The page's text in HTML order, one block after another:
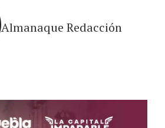
Almanaque Redacción